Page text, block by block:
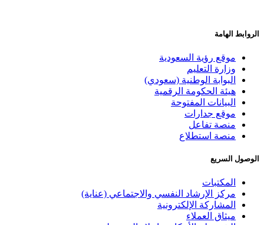
الروابط الهامة
موقع رؤية السعودية
وزارة التعليم
البوابة الوطنية (سعودي)
هيئة الحكومة الرقمية
البيانات المفتوحة
موقع جدارات
منصة تفاعل
منصة استطلاع
الوصول السريع
المكتبات
مركز الإرشاد النفسي والاجتماعي (عناية)
المشاركة الإلكترونية
ميثاق العملاء